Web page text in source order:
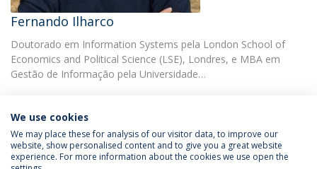
Fernando Ilharco
Doutorado em Information Systems pela London School of
Economics and Political Science (LSE), Londres, e MBA em
Gestão de Informação pela Universidade…
Política de Privacidade Termos & Condições
We use cookies
We may place these for analysis of our visitor data, to improve our
website, show personalised content and to give you a great website
experience. For more information about the cookies we use open the